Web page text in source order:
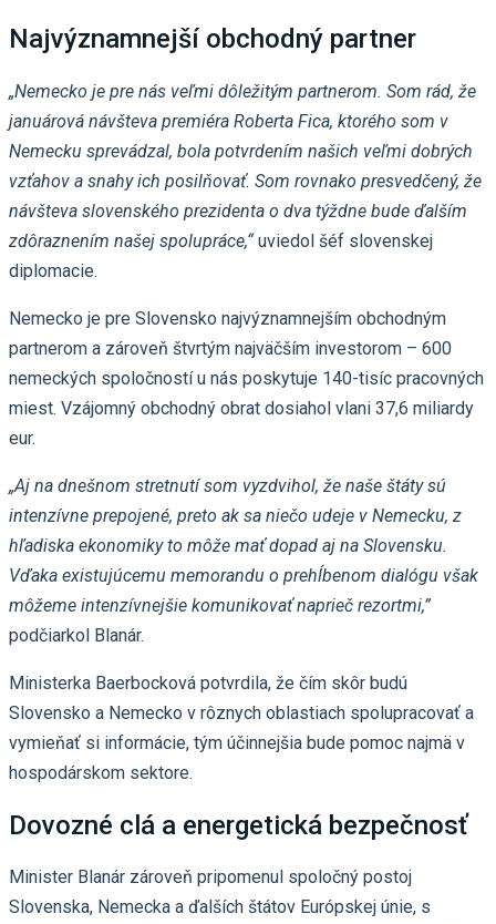
Najvýznamnejší obchodný partner
„Nemecko je pre nás veľmi dôležitým partnerom. Som rád, že
januárová návšteva premiéra Roberta Fica, ktorého som v
Nemecku sprevádzal, bola potvrdením našich veľmi dobrých
vzťahov a snahy ich posilňovať. Som rovnako presvedčený, že
návšteva slovenského prezidenta o dva týždne bude ďalším
zdôraznením našej spolupráce,“uviedol šéf slovenskej
diplomacie.
Nemecko je pre Slovensko najvýznamnejším obchodným
partnerom a zároveň štvrtým najväčším investorom – 600
nemeckých spoločností u nás poskytuje 140-tisíc pracovných
miest. Vzájomný obchodný obrat dosiahol vlani 37,6 miliardy
eur.
„Aj na dnešnom stretnutí som vyzdvihol, že naše štáty sú
intenzívne prepojené, preto ak sa niečo udeje v Nemecku, z
hľadiska ekonomiky to môže mať dopad aj na Slovensku.
Vďaka existujúcemu memorandu o prehĺbenom dialógu však
môžeme intenzívnejšie komunikovať naprieč rezortmi,”
podčiarkol Blanár.
Ministerka Baerbocková potvrdila, že čím skôr budú
Slovensko a Nemecko v rôznych oblastiach spolupracovať a
vymieňať si informácie, tým účinnejšia bude pomoc najmä v
hospodárskom sektore.
Dovozné clá a energetická bezpečnosť
Minister Blanár zároveň pripomenul spoločný postoj
Slovenska, Nemecka a ďalších štátov Európskej únie, s